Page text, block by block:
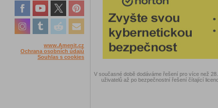
www.Amenit.cz
Ochrana osobních údajů
Souhlas s cookies
V současné době dodáváme řešení pro více než
uživatelů až po bezpečnostní řešení čítající